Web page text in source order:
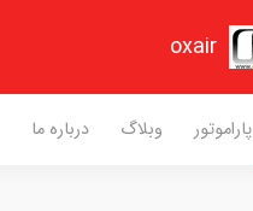
oxair
پاراموتور وبلاگ درباره ما